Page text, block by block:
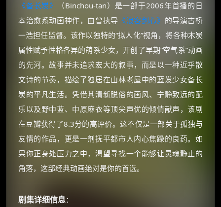
《备长炭》
（Binchou-tan）是一部于2006年首播的日
本治愈系动画神作，由曾执导 《浪客剑心》 的导演古桥
一浩担任监督。该作以独特的“拟人化”视角，将各种木炭
属性赋予性格各异的萌系少女，开创了早期“空气系”动画
的先河。故事并未追求宏大的叙事，而是以一种近乎散
文诗的节奏，描绘了独居在山林老屋中的蓝发少女备长
炭的平凡生活。凭借其清新脱俗的画风、宁静致远的配
乐以及野中蓝、中原麻衣等顶尖声优的倾情献声，该剧
在豆瓣获得了8.3分的高评价。这不仅是一部关于孤独与
友情的作品，更是一剂抚平都市人内心焦躁的良药。如
果你正身处压力之中，渴望寻找一个能够让灵魂静止的
角落，这部经典动画绝对是你的首选。
剧集详细信息：